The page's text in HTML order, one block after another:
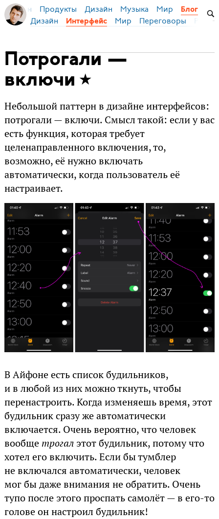
Бирман Продукты Дизайн Музыка Мир Блог
Дизайн Интерфейс Мир Переговоры
Потрогали —
включи
Небольшой паттерн в дизайне интерфейсов:
потрогали — включи. Смысл такой: если у вас
есть функция, которая требует
целенаправленного включения, то,
возможно, её нужно включать
автоматически, когда пользователь её
настраивает.
В Айфоне есть список будильников,
и в любой из них можно ткнуть, чтобы
перенастроить. Когда изменяешь время, этот
будильник сразу же автоматически
включается. Очень вероятно, что человек
вообще трогалэтот будильник, потому что
хотел его включить. Если бы тумблер
не включался автоматически, человек
мог бы даже внимания не обратить. Очень
тупо после этого проспать самолёт — в его-то
голове он настроил будильник!